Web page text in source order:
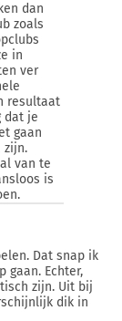
dan
zoals
in
ver
resultaat
dat je
gaan
zijn.
van te
is
Dat snap ik
gaan. Echter,
zijn. Uit bij
dik in